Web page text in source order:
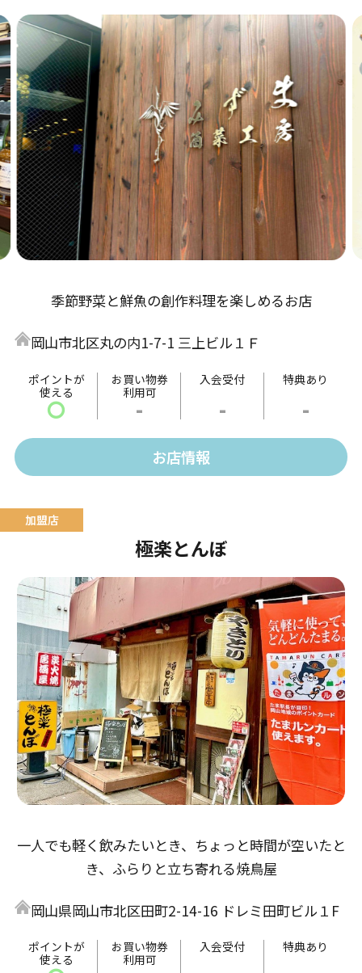
季節野菜と鮮魚の創作料理を楽しめるお店
岡山市北区丸の内1-7-1 三上ビル１Ｆ
ポイントが
使える
〇
お買い物券
利用可
-
入会受付
-
特典あり
-
お店情報
極楽とんぼ
一人でも軽く飲みたいとき、ちょっと時間が空いたと
き、ふらりと立ち寄れる焼鳥屋
岡山県岡山市北区田町2-14-16 ドレミ田町ビル１F
ポイントが
使える
お買い物券
利用可
入会受付 特典あり